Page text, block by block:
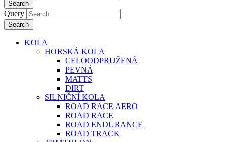
Search
Query
Search
KOLA
HORSKÁ KOLA
CELOODPRUŽENÁ
PEVNÁ
MATTS
DIRT
SILNIČNÍ KOLA
ROAD RACE AERO
ROAD RACE
ROAD ENDURANCE
ROAD TRACK